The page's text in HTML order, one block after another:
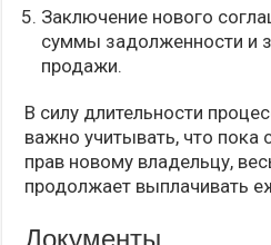
Заключение нового
суммы задолженности и
продажи.
В силу длительности
важно учитывать, что пока
прав новому владельцу,
продолжает выплачивать